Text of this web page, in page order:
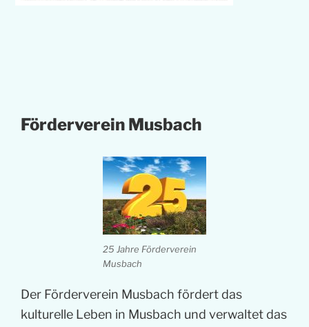
Förderverein Musbach
25 Jahre Förderverein
Musbach
Der Förderverein Musbach fördert das
kulturelle Leben in Musbach und verwaltet das